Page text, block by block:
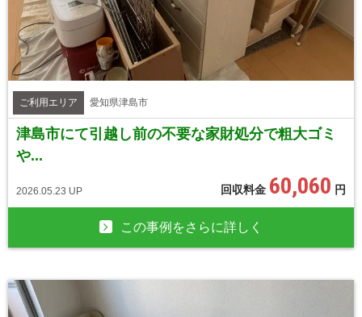
ご利用エリア 愛知県津島市
津島市にて引越し前の不要な家財処分で粗大ゴミ
や...
2026.05.23 UP 回収料金 60,060 円
この事例をさらに詳しく